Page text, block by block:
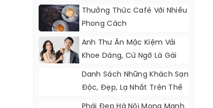
Thưởng Thức Café Với Nhiều
Phong Cách
Anh Thư Ăn Mặc Kiệm Vải
Khoe Dáng, Cứ Ngỡ Là Gái
Đôi Mươi
Danh Sách Những Khách Sạn
Độc, Đẹp, Lạ Nhất Trên Thế
Giới